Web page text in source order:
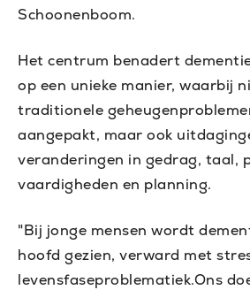
Schoonenboom.
Het centrum benadert
op een unieke manier, waarbij
traditionele
aangepakt, maar ook
veranderingen in gedrag, taal,
vaardigheden en planning.
"Bij jonge mensen wordt
hoofd gezien, verward met
levensfaseproblematiek.Ons